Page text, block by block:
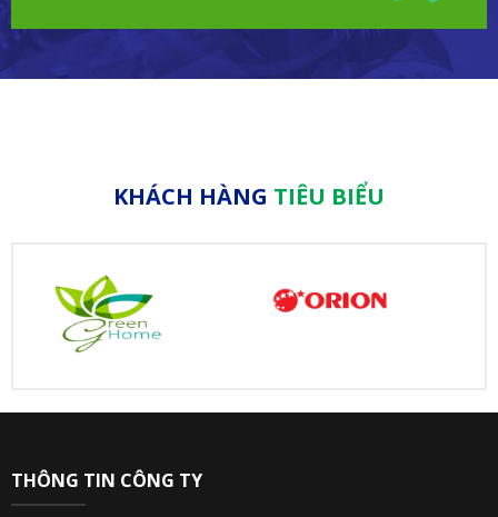
KHÁCH HÀNG TIÊU BIỂU
THÔNG TIN CÔNG TY